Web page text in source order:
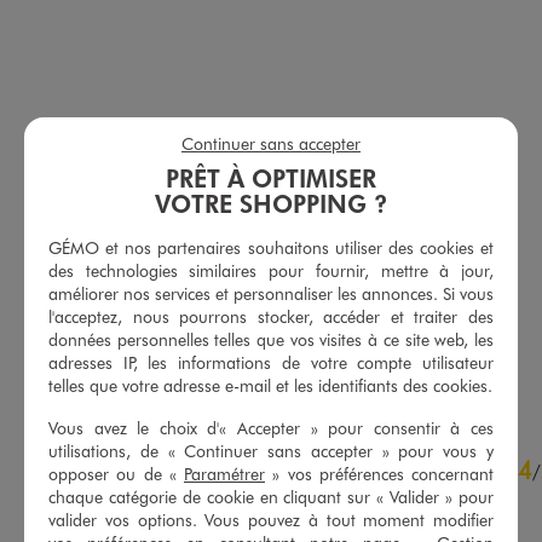
Tee-shirt manches courtes et col rond homme
Existe en taille +
plus +
-50% sur le 2ème produit d'été
5/5 de moyenne
(62 avis)
AJOUTER AU PANIER
Tee-shirt manches courtes et col rond homme
plus +
-50% sur le 2ème produit d'été
5/5 de moyenne
AJOUTERAU PANIER
4.8/5 4/
Avis vérifié et récompensé
produit de qualité
PRÊT À OPTIMISER
VOTRE SHOPPING ?
GÉMO et nos partenaires souhaitons utiliser des cookies et
des technologies similaires pour fournir, mettre à jour,
améliorer nos services et personnaliser les annonces. Si vous
l'acceptez, nous pourrons stocker, accéder et traiter des
données personnelles telles que vos visites à ce site web, les
adresses IP, les informations de votre compte utilisateur
telles que votre adresse e-mail et les identifiants des cookies.
Vous avez le choix d'« Accepter » pour consentir à ces
utilisations, de « Continuer sans accepter » pour vous y
opposer ou de « Paramétrer » vos préférences concernant
chaque catégorie de cookie en cliquant sur « Valider » pour
valider vos options. Vous pouvez à tout moment modifier
Continuer sans accepter